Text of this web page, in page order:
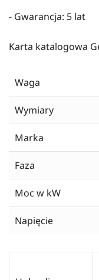
- Gwarancja: 5 lat
Karta katalogowa
Waga
Wymiary
Marka
Faza
Moc w kW
Napięcie